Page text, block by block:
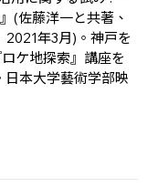
(佐藤洋一と共著、
2021年3月)。神戸を
ケ地探索』講座を
本大学藝術学部映